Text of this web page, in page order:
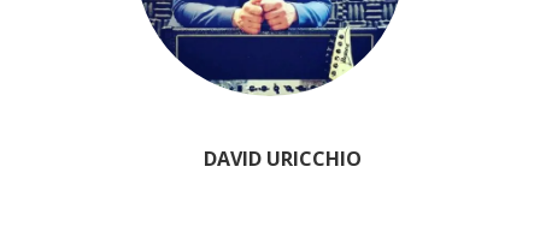
DAVID URICCHIO